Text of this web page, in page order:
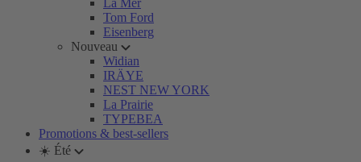
La Mer
Tom Ford
Eisenberg
Nouveau
Widian
IRÄYE
NEST NEW YORK
La Prairie
TYPEBEA
Promotions & best-sellers
☀️ Été